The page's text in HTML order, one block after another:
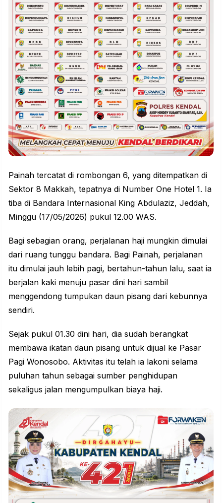
Painah tercatat di rombongan 6, yang ditempatkan di
Sektor 8 Makkah, tepatnya di Number One Hotel 1. Ia
tiba di Bandara Internasional King Abdulaziz, Jeddah,
Minggu (17/05/2026) pukul 12.00 WAS.
Bagi sebagian orang, perjalanan haji mungkin dimulai
dari ruang tunggu bandara. Bagi Painah, perjalanan
itu dimulai jauh lebih pagi, bertahun-tahun lalu, saat ia
berjalan kaki menuju pasar dini hari sambil
menggendong tumpukan daun pisang dari kebunnya
sendiri.
Sejak pukul 01.30 dini hari, dia sudah berangkat
membawa ikatan daun pisang untuk dijual ke Pasar
Pagi Wonosobo. Aktivitas itu telah ia lakoni selama
puluhan tahun sebagai sumber penghidupan
sekaligus jalan mengumpulkan biaya haji.